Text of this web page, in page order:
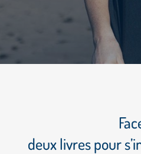
deux livres pour